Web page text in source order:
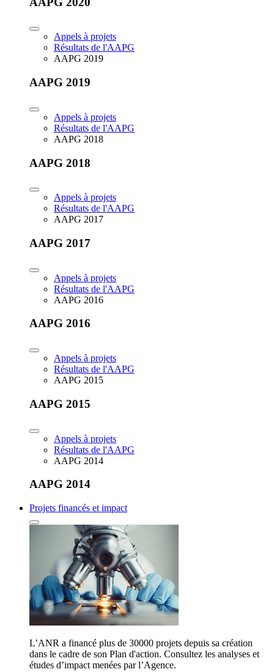
Appels à projets
Résultats de l'AAPG
AAPG 2019
AAPG 2019
Appels à projets
Résultats de l'AAPG
AAPG 2018
AAPG 2018
Appels à projets
Résultats de l'AAPG
AAPG 2017
AAPG 2017
Appels à projets
Résultats de l'AAPG
AAPG 2016
AAPG 2016
Appels à projets
Résultats de l'AAPG
AAPG 2015
AAPG 2015
Appels à projets
Résultats de l'AAPG
AAPG 2014
AAPG 2014
Projets financés et impact
L’ANR a financé plus de 30000 projets depuis sa création
dans le cadre de son Plan d'action. Consultez les analyses et
études d’impact menées par l’Agence.